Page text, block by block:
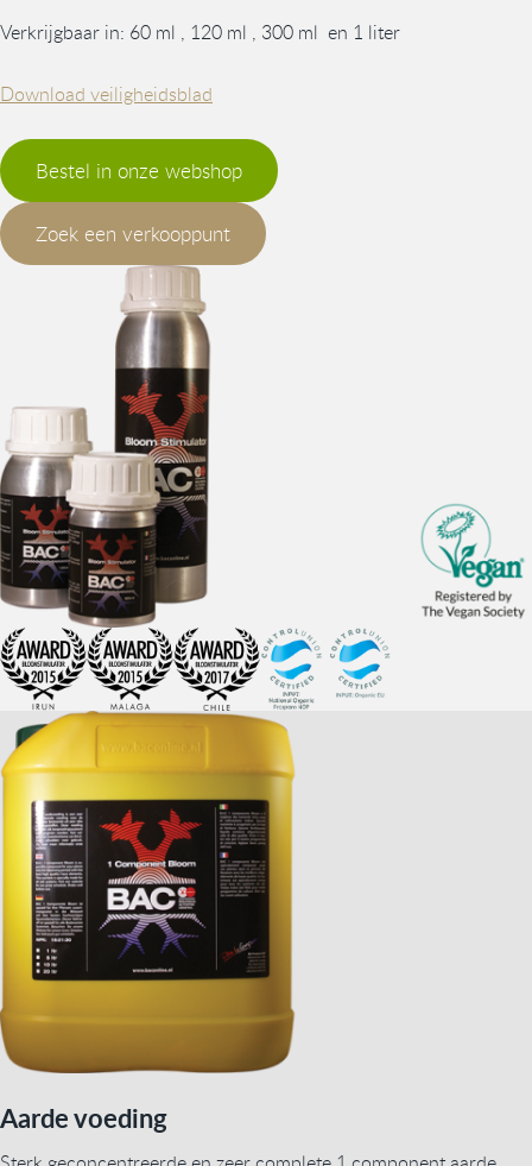
Verkrijgbaar in: 60 ml , 120 ml , 300 ml en 1 liter
Download veiligheidsblad
Bestel in onze webshop
Zoek een verkooppunt
Aarde voeding